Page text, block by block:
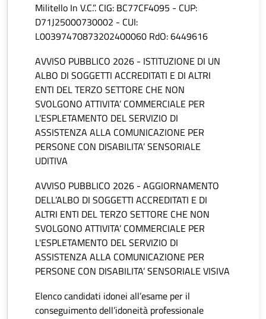
Militello In V.C.”. CIG: BC77CF4095 - CUP:
D71J25000730002 - CUI:
L00397470873202400060 RdO: 6449616
AVVISO PUBBLICO 2026 - ISTITUZIONE DI UN
ALBO DI SOGGETTI ACCREDITATI E DI ALTRI
ENTI DEL TERZO SETTORE CHE NON
SVOLGONO ATTIVITA’ COMMERCIALE PER
L'ESPLETAMENTO DEL SERVIZIO DI
ASSISTENZA ALLA COMUNICAZIONE PER
PERSONE CON DISABILITA’ SENSORIALE
UDITIVA
AVVISO PUBBLICO 2026 - AGGIORNAMENTO
DELL’ALBO DI SOGGETTI ACCREDITATI E DI
ALTRI ENTI DEL TERZO SETTORE CHE NON
SVOLGONO ATTIVITA’ COMMERCIALE PER
L'ESPLETAMENTO DEL SERVIZIO DI
ASSISTENZA ALLA COMUNICAZIONE PER
PERSONE CON DISABILITA’ SENSORIALE VISIVA
Elenco candidati idonei all’esame per il
conseguimento dell’idoneità professionale